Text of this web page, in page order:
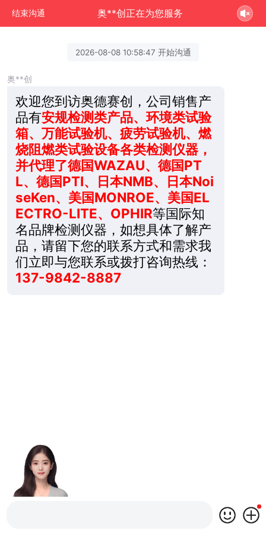
结束沟通 奥**创正在为您服务
2026-08-08 10:58:47 开始沟通
奥**创
欢迎您到访奥德赛创，公司销售产
品有安规检测类产品、环境类试验
箱、万能试验机、疲劳试验机、燃
烧阻燃类试验设备各类检测仪器，
并代理了德国WAZAU、德国PT
L、德国PTI、日本NMB、日本Noi
seKen、美国MONROE、美国EL
ECTRO-LITE、OPHIR等国际知
名品牌检测仪器，如想具体了解产
品，请留下您的联系方式和需求我
们立即与您联系或拨打咨询热线：
137-9842-8887